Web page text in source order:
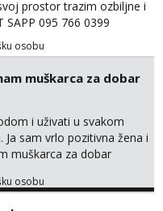
prostor trazim ozbiljne i
SAPP 095 766 0399
osobu
muškarca za dobar
i uživati u svakom
Ja sam vrlo pozitivna žena i
muškarca za dobar
me tamo, cekam te!
osobu